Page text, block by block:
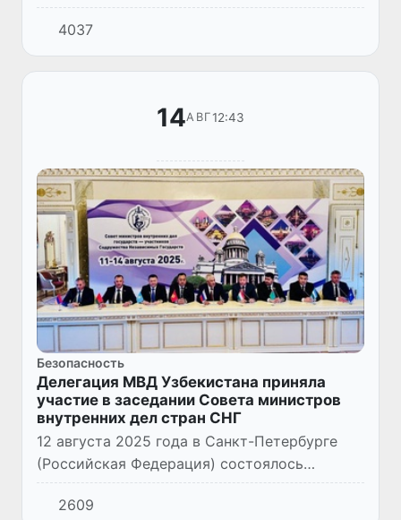
Международные спортивные игры стран СНГ
и ШОС под девизом «Азия - регион
содружества и мира».
4037
14АВГ12:43
Безопасность
Делегация МВД Узбекистана приняла
участие в заседании Совета министров
внутренних дел стран СНГ
12 августа 2025 года в Санкт-Петербурге
(Российская Федерация) состоялось
очередное заседание Совета министров
внутренних дел государств - участников
2609